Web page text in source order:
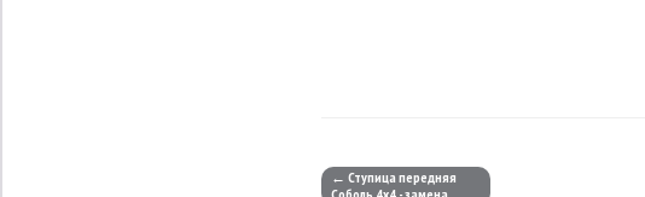
← Ступица передняя